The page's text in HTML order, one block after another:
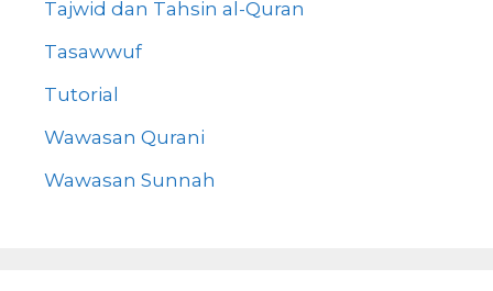
Tajwid dan Tahsin al-Quran
Tasawwuf
Tutorial
Wawasan Qurani
Wawasan Sunnah